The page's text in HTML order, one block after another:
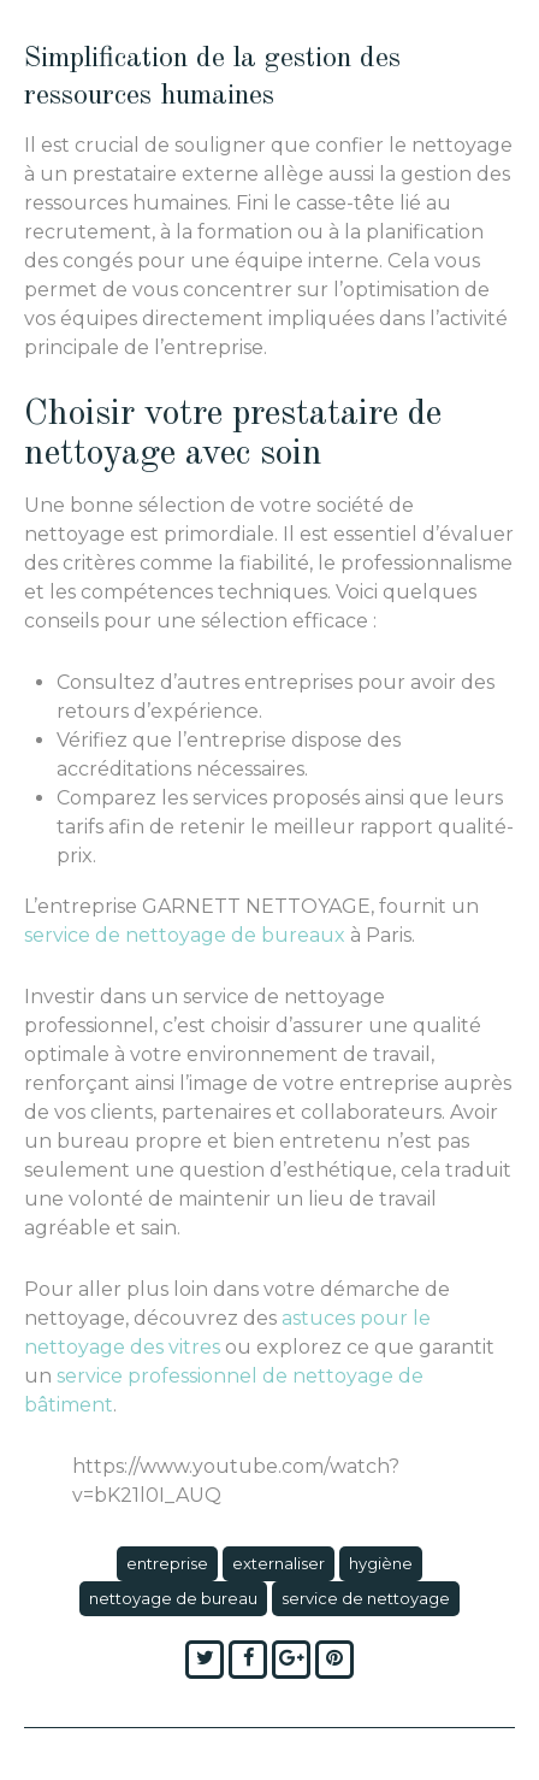
Simplification de la gestion des
ressources humaines
Il est crucial de souligner que confier le nettoyage
à un prestataire externe allège aussi la gestion des
ressources humaines. Fini le casse-tête lié au
recrutement, à la formation ou à la planification
des congés pour une équipe interne. Cela vous
permet de vous concentrer sur l’optimisation de
vos équipes directement impliquées dans l’activité
principale de l’entreprise.
Choisir votre prestataire de
nettoyage avec soin
Une bonne sélection de votre société de
nettoyage est primordiale. Il est essentiel d’évaluer
des critères comme la fiabilité, le professionnalisme
et les compétences techniques. Voici quelques
conseils pour une sélection efficace :
Consultez d’autres entreprises pour avoir des
retours d’expérience.
Vérifiez que l’entreprise dispose des
accréditations nécessaires.
Comparez les services proposés ainsi que leurs
tarifs afin de retenir le meilleur rapport qualité-
prix.
L’entreprise GARNETT NETTOYAGE, fournit un
service de nettoyage de bureaux à Paris.
Investir dans un service de nettoyage
professionnel, c’est choisir d’assurer une qualité
optimale à votre environnement de travail,
renforçant ainsi l’image de votre entreprise auprès
de vos clients, partenaires et collaborateurs. Avoir
un bureau propre et bien entretenu n’est pas
seulement une question d’esthétique, cela traduit
une volonté de maintenir un lieu de travail
agréable et sain.
Pour aller plus loin dans votre démarche de
nettoyage, découvrez des astuces pour le
nettoyage des vitres ou explorez ce que garantit
un service professionnel de nettoyage de
bâtiment.
https://www.youtube.com/watch?
v=bK21l0I_AUQ
entreprise externaliser
hygiène
nettoyage de bureau
service de nettoyage
TwitterFacebook
Google+Pinterest